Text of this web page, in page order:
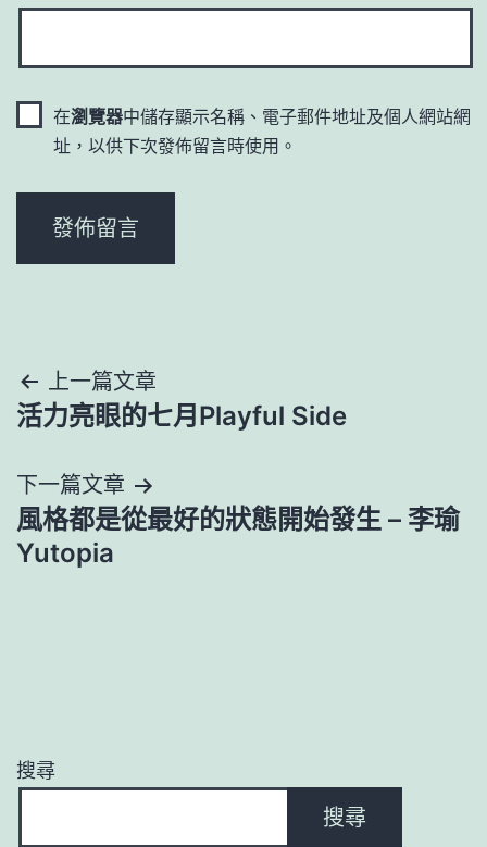
在瀏覽器中儲存顯示名稱、電子郵件地址及個人網站網
址，以供下次發佈留言時使用。
文
章
導
覽
上一篇文章
活力亮眼的七月Playful Side
下一篇文章
風格都是從最好的狀態開始發生 – 李瑜
Yutopia
搜尋
搜尋